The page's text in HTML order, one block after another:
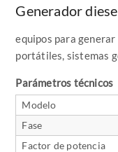
Generador
equipos para
portátiles, sistemas
Parámetros técnicos
Modelo
Fase
Factor de potencia